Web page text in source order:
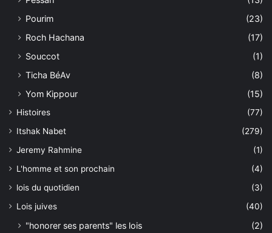
Pourim
(23)
Roch Hachana
(17)
Souccot
(1)
Ticha BéAv
(8)
Yom Kippour
(15)
Histoires
(77)
Itshak Nabet
(279)
Jeremy Rahmine
(1)
L'homme et son prochain
(4)
lois du quotidien
(3)
Lois juives
(40)
"honorer ses parents" les lois
(2)